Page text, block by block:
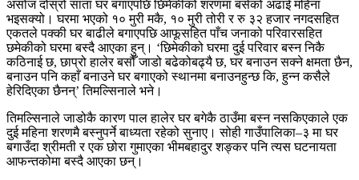
असोज दोस्रो साता घर बगाएपछि छिमेकीको शरणमा बसेको अढाई महिना
भइसक्यो। घरमा भएको १० मुरी मकै, १० मुरी तोरी र रु ३२ हजार नगदसहित
एकतले पक्की घर बाढीले बगाएपछि आफूसहित पाँच जनाको परिवारसहित
छमेकीको घरमा बस्दै आएका हुन्। ‘छिमेकीको घरमा दुई परिवार बस्न निकै
कठिनाई छ, छाप्रो हालेर बसौँ जाडो बढेकोबढ्यै छ, घर बनाउन सक्ने क्षमता छैन,
बनाउन पनि कहाँ बनाउने घर बगाएको स्थानमा बनाउनहुन्छ कि, हुन्न कसैले
हेरिदिएका छैनन्’ तिमल्सिनाले भने।
तिमल्सिनाले जाडोकै कारण पाल हालेर घर बगेकै ठाउँमा बस्न नसकिएकाले एक
दुई महिना शरणमै बस्नुपर्ने बाध्यता रहेको सुनाए। सोही गाउँपालिका–३ मा घर
बगाउँदा श्रीमती र एक छोरा गुमाएका भीमबहादुर शङ्कर पनि त्यस घटनायता
आफन्तकोमा बस्दै आएका छन्।